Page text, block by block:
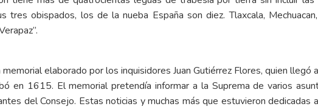
obispados, los de la nueba España son diez. Tlaxcala, Mechuacan,
elaborado por los inquisidores Juan Gutiérrez Flores, quien llegó
en 1615. El memorial pretendía informar a la Suprema de varios
del Consejo. Estas noticias y muchas más que estuvieron